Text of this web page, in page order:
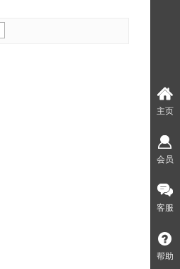
主页
会员
客服
帮助